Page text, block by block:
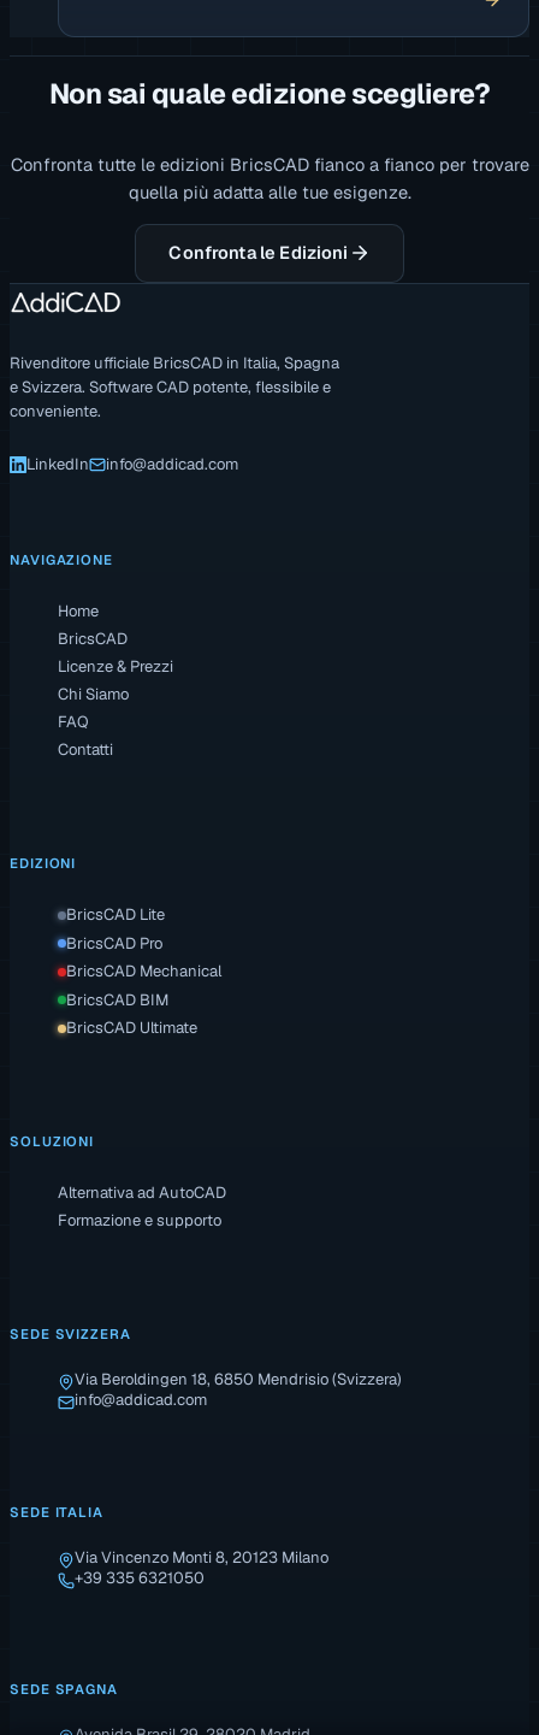
Non sai quale edizione scegliere?
Confronta tutte le edizioni BricsCAD fianco a fianco per trovare
quella più adatta alle tue esigenze.
Confronta le Edizioni
Rivenditore ufficiale BricsCAD in Italia, Spagna
e Svizzera. Software CAD potente, flessibile e
conveniente.
LinkedIn info@addicad.com
NAVIGAZIONE
Home
BricsCAD
Licenze & Prezzi
Chi Siamo
FAQ
Contatti
EDIZIONI
BricsCAD Lite
BricsCAD Pro
BricsCAD Mechanical
BricsCAD BIM
BricsCAD Ultimate
SOLUZIONI
Alternativa ad AutoCAD
Formazione e supporto
SEDE SVIZZERA
Via Beroldingen 18, 6850 Mendrisio (Svizzera)
info@addicad.com
SEDE ITALIA
Via Vincenzo Monti 8, 20123 Milano
+39 335 6321050
SEDE SPAGNA